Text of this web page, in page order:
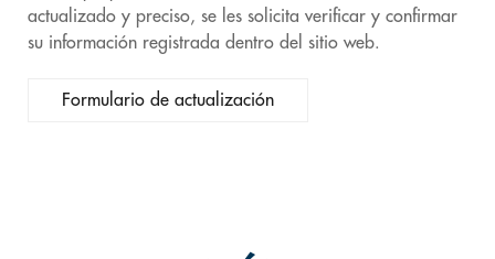
actualizado y preciso, se les solicita verificar y confirmar
su información registrada dentro del sitio web.
Formulario de actualización